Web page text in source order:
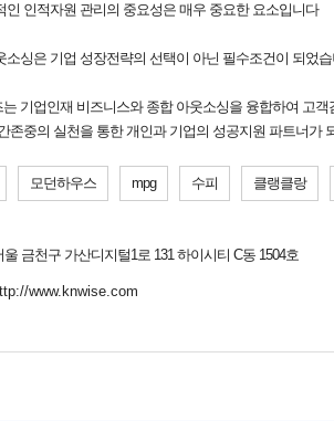
인 인적자원 관리의 중요성은 매우 중요한 요소입니다
소싱은 기업 성장전략의 선택이 아닌 필수조건이 되었
기업인재 비즈니스와 종합 아웃소싱을 융합하여 고객
존중의 실천을 통한 개인과 기업의 성공지원 파트너가
모던하우스 mpg 수피 클랭클랑
울 금천구 가산디지털1로 131 하이시티 C동 1504호
www.knwise.com